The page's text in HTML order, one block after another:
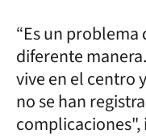
“Es un problema
diferente
vive en el centro
no se han
complicaciones",